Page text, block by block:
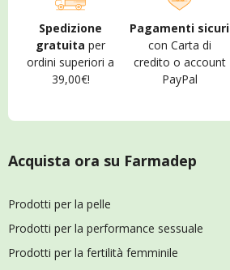
Spedizione
gratuita per
ordini superiori a
39,00€!
Pagamenti sicuri
con Carta di
credito o account
PayPal
Acquista ora su Farmadep
Prodotti per la pelle
Prodotti per la performance sessuale
Prodotti per la fertilità femminile